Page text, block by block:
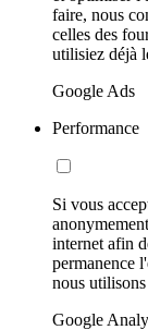
faire, nous
celles des
utilisiez déjà
Google Ads
Performance
Si vous
internet afin
permanence
nous
Google